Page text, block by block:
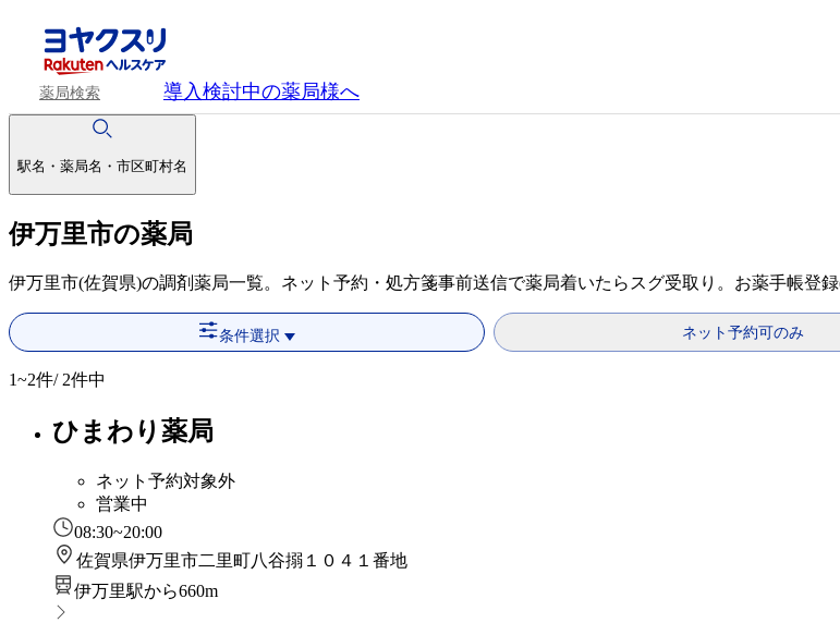
薬局検索 導入検討中の薬局様へ
駅名・薬局名・市区町村名
伊万里市の薬局
伊万里市(佐賀県)の調剤薬局一覧。ネット予約・処方箋事前送信で薬局着いたらスグ受取り。お薬手帳登
条件選択 ネット予約可のみ
1~2件/ 2件中
ひまわり薬局
ネット予約対象外
営業中
08:30~20:00
佐賀県伊万里市二里町八谷搦１０４１番地
伊万里駅から660m